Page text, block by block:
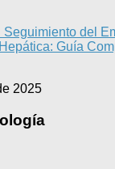
Seguimiento del
Guía
2025